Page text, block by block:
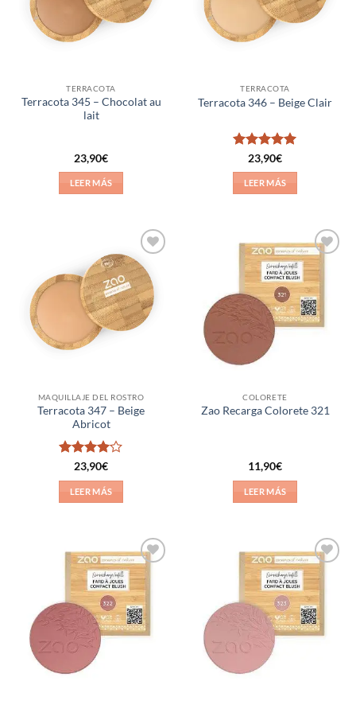
TERRACOTA
Terracota 345 – Chocolat au
lait
23,90€
LEER MÁS
TERRACOTA
Terracota 346 – Beige Clair
Valorado
con5de 5
23,90€
LEER MÁS
Añadir
a la
lista de
deseos
MAQUILLAJE DEL ROSTRO
Terracota 347 – Beige
Abricot
Valorado
con4de
23,90€
LEER MÁS
Añadir
lista de
deseos
COLORETE
Zao Recarga Colorete 321
11,90€
LEER MÁS
Añadir
lista de
deseos
lista de
deseos